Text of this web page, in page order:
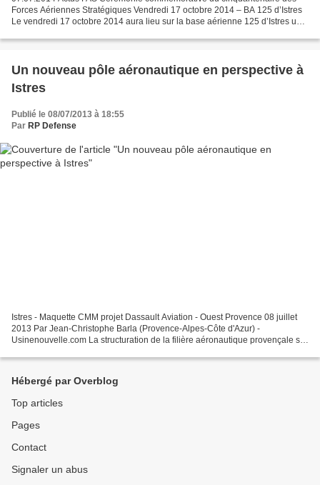
Forces Aériennes Stratégiques Vendredi 17 octobre 2014 – BA 125 d’Istres
Le vendredi 17 octobre 2014 aura lieu sur la base aérienne 125 d’Istres une
Un nouveau pôle aéronautique en perspective à
Istres
Publié le 08/07/2013 à 18:55
Par RP Defense
Istres - Maquette CMM projet Dassault Aviation - Ouest Provence 08 juillet
2013 Par Jean-Christophe Barla (Provence-Alpes-Côte d'Azur) -
Usinenouvelle.com La structuration de la filière aéronautique provençale se
Hébergé par Overblog
Top articles
Pages
Contact
Signaler un abus